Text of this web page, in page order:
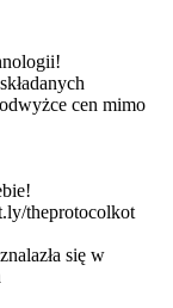
cen mimo
theprotocolkot⁠⁠⁠⁠
się w